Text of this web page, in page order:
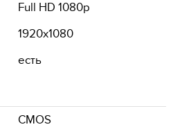
Full HD 1080p
1920x1080
есть
CMOS